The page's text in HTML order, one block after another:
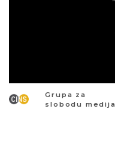
Grupa za
slobodu medija